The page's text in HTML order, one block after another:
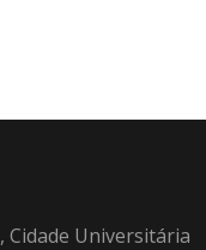
Cidade Universitária